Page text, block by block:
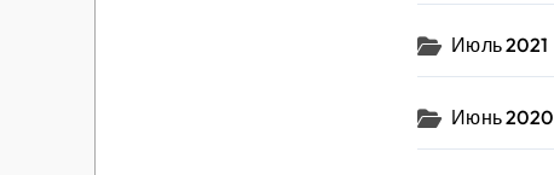
Июль 2021
Июнь 2020